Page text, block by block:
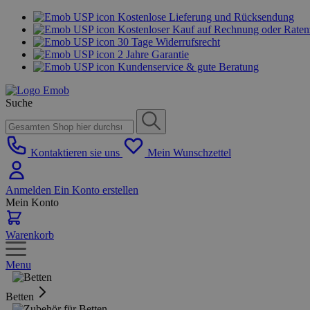
Kostenlose Lieferung und Rücksendung
Kostenloser Kauf auf Rechnung oder
30 Tage Widerrufsrecht
2 Jahre Garantie
Kundenservice & gute Beratung
Suche
Kontaktieren sie uns Mein Wunschzettel
Anmelden Ein Konto erstellen
Mein Konto
Warenkorb
Menu
Betten